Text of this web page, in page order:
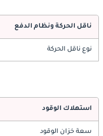
ناقل الحركة ونظام الدفع
نوع ناقل الحركة
استهلاك الوقود
سعة خزان الوقود